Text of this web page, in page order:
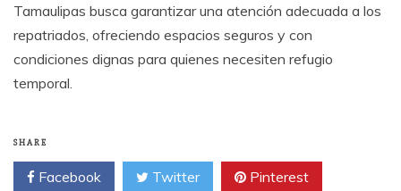
Tamaulipas busca garantizar una atención adecuada a los
repatriados, ofreciendo espacios seguros y con
condiciones dignas para quienes necesiten refugio
temporal.
SHARE
Facebook Twitter Pinterest